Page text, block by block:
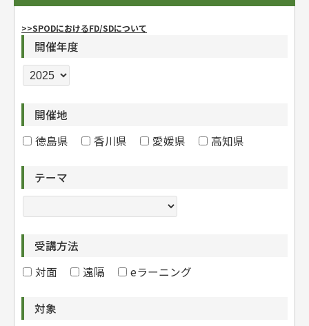
>>SPODにおけるFD/SDについて
開催年度
開催地
徳島県
香川県 愛媛県 高知県
テーマ
受講方法
対面
遠隔 eラーニング
対象